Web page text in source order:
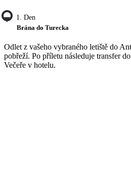
1. Den
Brána do Turecka
Odlet z vašeho vybraného letiště do
pobřeží. Po příletu následuje transfer
Večeře v hotelu.